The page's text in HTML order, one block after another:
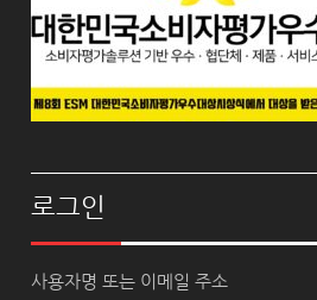
로그인
사용자명 또는 이메일 주소